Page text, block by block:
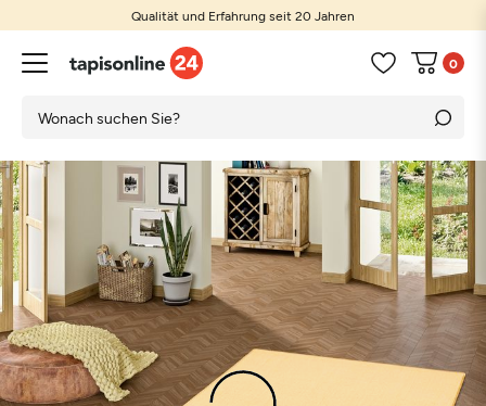
Qualität und Erfahrung seit 20 Jahren
0